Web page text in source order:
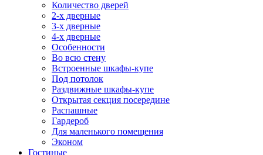
Количество дверей
2-х дверные
3-х дверные
4-х дверные
Особенности
Во всю стену
Встроенные шкафы-купе
Под потолок
Раздвижные шкафы-купе
Открытая секция посередине
Распашные
Гардероб
Для маленького помещения
Эконом
Гостиные